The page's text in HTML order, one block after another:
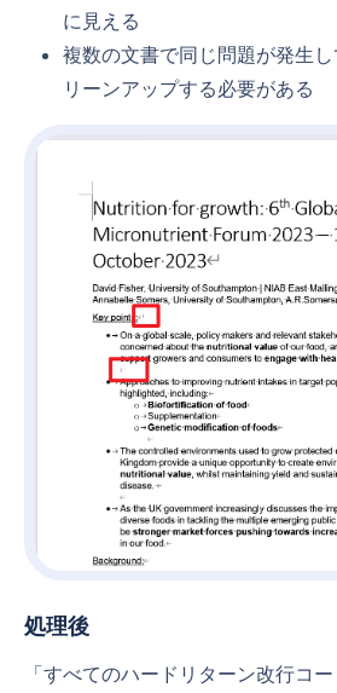
に見える
複数の文書で同じ問題が発生
リーンアップする必要がある
処理後
「すべてのハードリターン改行コードを削除する」にチ